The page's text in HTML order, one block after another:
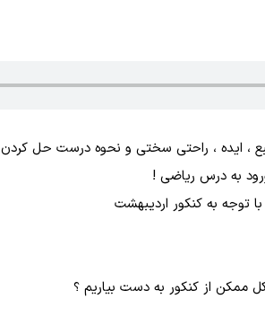
، ایده ، راحتی سختی و نحوه درست حل کردن
به درس ریاضی !
توجه به کنکور اردیبهشت